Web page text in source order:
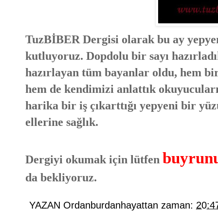
TuzBİBER Dergisi olarak bu ay
kutluyoruz. Dopdolu bir sayı
hazırlayan tüm bayanlar oldu, hem
hem de kendimizi anlattık
harika bir iş çıkarttığı yepyeni bir
ellerine sağlık.
Dergiyi okumak için lütfen
da bekliyoruz.
YAZAN Ordanburdanhayattan zaman: